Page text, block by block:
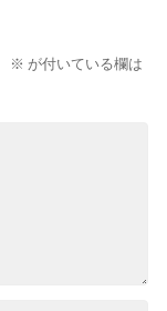
※ が付いている欄は